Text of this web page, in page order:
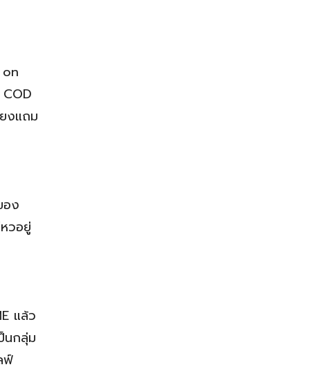
on
งแถม
อง
วอยู่
แล้ว
นกลุ่ม
ฟ์